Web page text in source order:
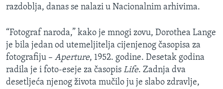
razdoblja, danas se nalazi u Nacionalnim arhivima.
“Fotograf naroda,” kako je mnogi zovu, Dorothea Lange
je bila jedan od utemeljitelja cijenjenog časopisa za
fotografiju – Aperture, 1952. godine. Desetak godina
radila je i foto-eseje za časopis Life. Zadnja dva
desetljeća njenog života mučilo ju je slabo zdravlje,